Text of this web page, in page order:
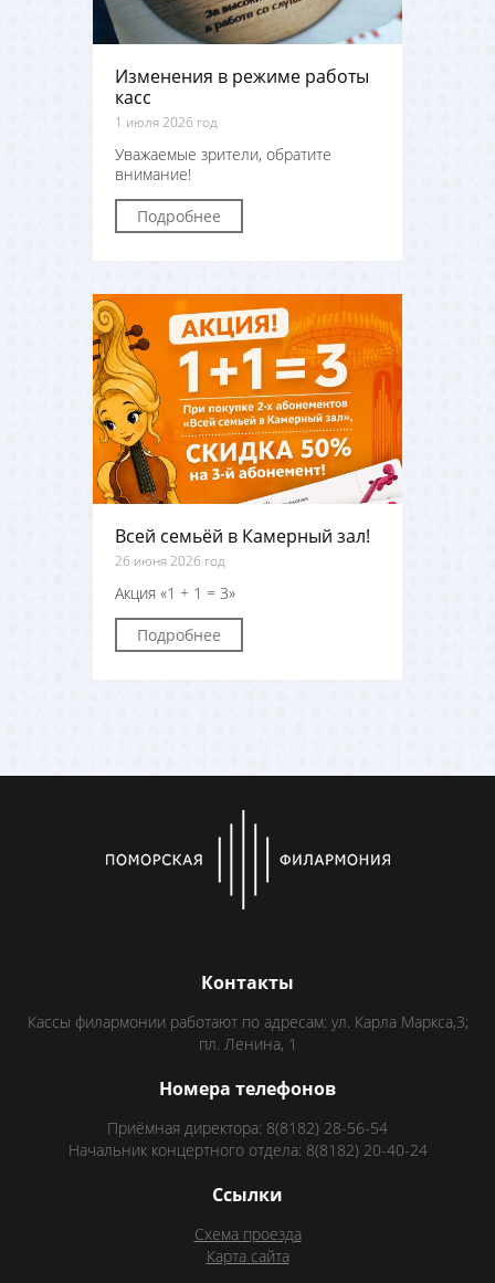
Изменения в режиме работы
касс
1 июля 2026 год
Уважаемые зрители, обратите
внимание!
Подробнее
Всей семьёй в Камерный зал!
26 июня 2026 год
Акция «1 + 1 = 3»
Подробнее
Контакты
Кассы филармонии работают по адресам: ул. Карла Маркса,3;
пл. Ленина, 1
Номера телефонов
Приёмная директора: 8(8182) 28-56-54
Начальник концертного отдела: 8(8182) 20-40-24
Ссылки
Схема проезда
Карта сайта